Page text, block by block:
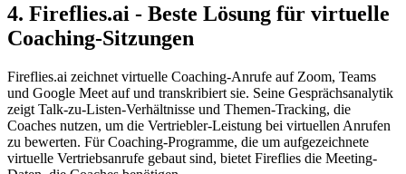
4. Fireflies.ai - Beste Lösung für virtuelle
Coaching-Sitzungen
Fireflies.ai zeichnet virtuelle Coaching-Anrufe auf Zoom, Teams
und Google Meet auf und transkribiert sie. Seine Gesprächsanalytik
zeigt Talk-zu-Listen-Verhältnisse und Themen-Tracking, die
Coaches nutzen, um die Vertriebler-Leistung bei virtuellen Anrufen
zu bewerten. Für Coaching-Programme, die um aufgezeichnete
virtuelle Vertriebsanrufe gebaut sind, bietet Fireflies die Meeting-